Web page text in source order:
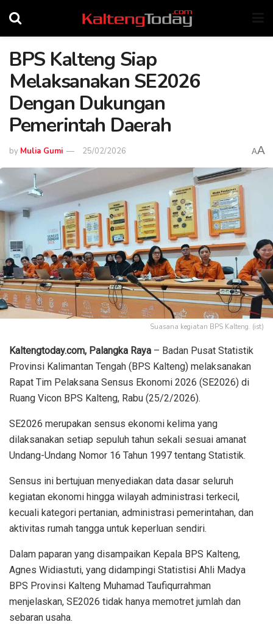
BPS Kalteng Siap
Melaksanakan SE2026
Dengan Dukungan
Pemerintah Daerah
by Mulia Gumi 25/02/2026 AA
Suasana kegiatan BPS Kalteng. (ist)
Kaltengtoday.com, Palangka Raya – Badan Pusat Statistik
Provinsi Kalimantan Tengah (BPS Kalteng) melaksanakan
Rapat Tim Pelaksana Sensus Ekonomi 2026 (SE2026) di
Ruang Vicon BPS Kalteng, Rabu (25/2/2026).
SE2026 merupakan sensus ekonomi kelima yang
dilaksanakan setiap sepuluh tahun sekali sesuai amanat
Undang-Undang Nomor 16 Tahun 1997 tentang Statistik.
Sensus ini bertujuan menyediakan data dasar seluruh
kegiatan ekonomi hingga wilayah administrasi terkecil,
kecuali kategori pertanian, administrasi pemerintahan, dan
aktivitas rumah tangga untuk keperluan sendiri.
Dalam paparan yang disampaikan Kepala BPS Kalteng,
Agnes Widiastuti, yang didampingi Statistisi Ahli Madya
BPS Provinsi Kalteng Muhamad Taufiqurrahman
menjelaskan, SE2026 tidak hanya memotret jumlah dan
sebaran usaha.